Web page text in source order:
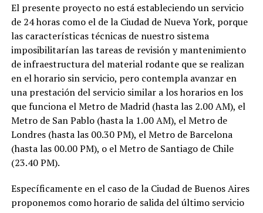
El presente proyecto no está estableciendo un servicio
de 24 horas como el de la Ciudad de Nueva York, porque
las características técnicas de nuestro sistema
imposibilitarían las tareas de revisión y mantenimiento
de infraestructura del material rodante que se realizan
en el horario sin servicio, pero contempla avanzar en
una prestación del servicio similar a los horarios en los
que funciona el Metro de Madrid (hasta las 2.00 AM), el
Metro de San Pablo (hasta la 1.00 AM), el Metro de
Londres (hasta las 00.30 PM), el Metro de Barcelona
(hasta las 00.00 PM), o el Metro de Santiago de Chile
(23.40 PM).
Específicamente en el caso de la Ciudad de Buenos Aires
proponemos como horario de salida del último servicio